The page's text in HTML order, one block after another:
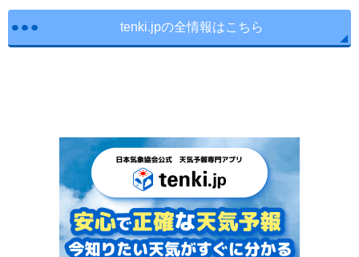
tenki.jpの全情報はこちら